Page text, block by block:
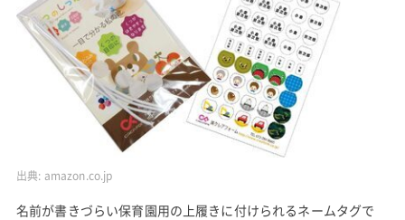
出典: amazon.co.jp
名前が書きづらい保育園用の上履きに付けられるネームタグで